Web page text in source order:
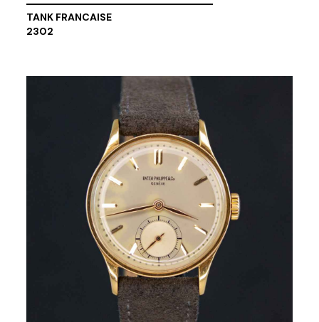
TANK FRANCAISE
2302